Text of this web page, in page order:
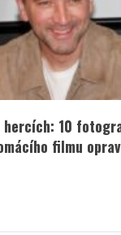
hercích: 10
filmu